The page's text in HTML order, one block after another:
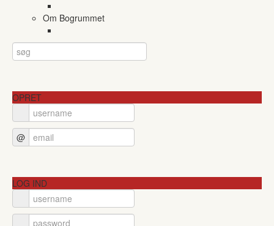
Om Bogrummet
OPRET
@
LOG IND